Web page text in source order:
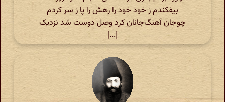
بیفکندم ز خود خود را رهش را پا ز سر کردم
چوجان آهنگ‌جانان کرد وصل دوست شد نزدیک
[...]